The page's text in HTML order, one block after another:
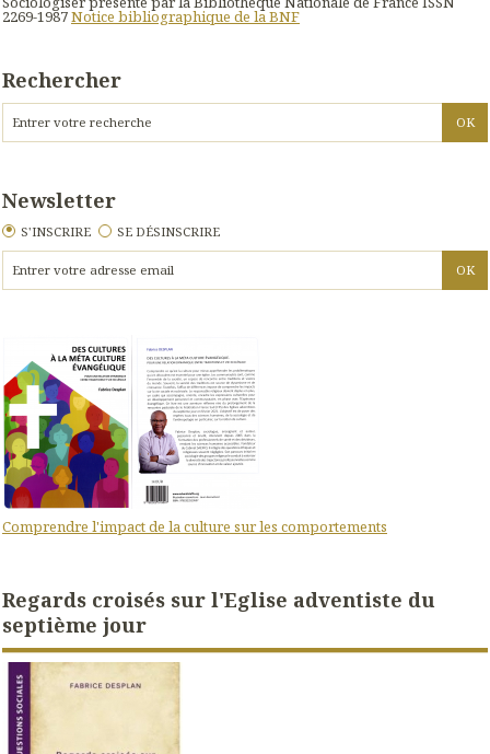
2269-1987Notice bibliographique de la BNF
Rechercher
Newsletter
S'INSCRIRE SE DÉSINSCRIRE
Comprendre l'impact de la culture sur les comportements
Regards croisés sur l'Eglise adventiste du
septième jour